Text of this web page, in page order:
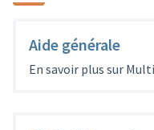
Aide générale
En savoir plus sur